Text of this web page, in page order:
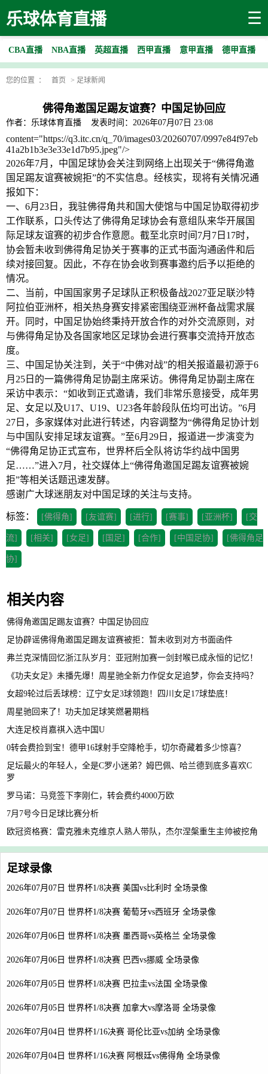
乐球体育直播 ☰
CBA直播 NBA直播 英超直播 西甲直播 意甲直播 德甲直播
您的位置 ： 首页 > 足球新闻
佛得角邀国足踢友谊赛？中国足协回应
作者：乐球体育直播 发表时间：2026年07月07日 23:08
content="https://q3.itc.cn/q_70/images03/20260707/0997e84f97eb
41a2b1b3e3e33e1d7b95.jpeg"/>
2026年7月，中国足球协会关注到网络上出现关于“佛得角邀
国足踢友谊赛被婉拒”的不实信息。经核实，现将有关情况通
报如下：
一、6月23日，我驻佛得角共和国大使馆与中国足协取得初步
工作联系，口头传达了佛得角足球协会有意组队来华开展国
际足球友谊赛的初步合作意愿。截至北京时间7月7日17时，
协会暂未收到佛得角足协关于赛事的正式书面沟通函件和后
续对接回复。因此，不存在协会收到赛事邀约后予以拒绝的
情况。
二、当前，中国国家男子足球队正积极备战2027亚足联沙特
阿拉伯亚洲杯，相关热身赛安排紧密围绕亚洲杯备战需求展
开。同时，中国足协始终秉持开放合作的对外交流原则，对
与佛得角足协及各国家地区足球协会进行赛事交流持开放态
度。
三、中国足协关注到，关于“中佛对战”的相关报道最初源于6
月25日的一篇佛得角足协副主席采访。佛得角足协副主席在
采访中表示：“如收到正式邀请，我们非常乐意接受，成年男
足、女足以及U17、U19、U23各年龄段队伍均可出访。”6月
27日，多家媒体对此进行转述，内容调整为“佛得角足协计划
与中国队安排足球友谊赛。”至6月29日，报道进一步演变为
“佛得角足协正式宣布，世界杯后全队将访华约战中国男
足……”进入7月，社交媒体上“佛得角邀国足踢友谊赛被婉
拒”等相关话题迅速发酵。
感谢广大球迷朋友对中国足球的关注与支持。
标签： [佛得角] [友谊赛] [进行] [赛事] [亚洲杯] [交
流] [相关] [女足] [国足] [合作] [中国足协] [佛得角足
协]
相关内容
佛得角邀国足踢友谊赛？中国足协回应
足协辟谣佛得角邀国足踢友谊赛被拒：暂未收到对方书面函件
弗兰克深情回忆浙江队岁月：亚冠附加赛一剑封喉已成永恒的记忆！
《功夫女足》未播先爆！周星驰全新力作促女足追梦，你会支持吗？
女超9轮过后丢球榜：辽宁女足3球领跑！四川女足17球垫底！
周星驰回来了！功夫加足球笑燃暑期档
大连足校肖嘉祺入选中国U
0转会费捡到宝！德甲16球射手空降枪手，切尔奇藏着多少惊喜？
足坛最火的年轻人，全是C罗小迷弟？姆巴佩、哈兰德到底多喜欢C
罗
罗马诺：马竞签下李刚仁，转会费约4000万欧
7月7号今日足球比赛分析
欧冠资格赛：雷克雅未克维京人熟人带队，杰尔涅槃重生主帅被挖角
足球录像
2026年07月07日 世界杯1/8决赛 美国vs比利时 全场录像
2026年07月07日 世界杯1/8决赛 葡萄牙vs西班牙 全场录像
2026年07月06日 世界杯1/8决赛 墨西哥vs英格兰 全场录像
2026年07月06日 世界杯1/8决赛 巴西vs挪威 全场录像
2026年07月05日 世界杯1/8决赛 巴拉圭vs法国 全场录像
2026年07月05日 世界杯1/8决赛 加拿大vs摩洛哥 全场录像
2026年07月04日 世界杯1/16决赛 哥伦比亚vs加纳 全场录像
2026年07月04日 世界杯1/16决赛 阿根廷vs佛得角 全场录像